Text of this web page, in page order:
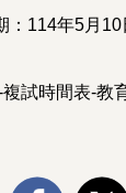
：114年5月
複試時間表-教